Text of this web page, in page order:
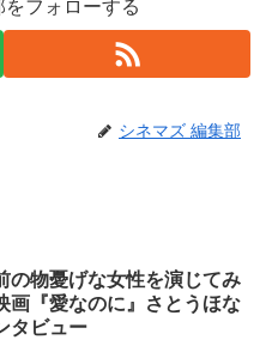
をフォローする
シネマズ 編集部
の物憂げな女性を演じてみ
画『愛なのに』さとうほな
タビュー